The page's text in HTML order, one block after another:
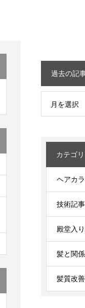
過去の記
月を選択
カテゴ
ヘアカ
技術記事
殿堂入
髪と関
髪質改